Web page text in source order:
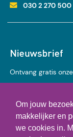
Om jouw
makkelijker en
we cookies in.
030 2 270 500
Nieuwsbrief
Ontvang gratis
voor onze
Achternaam